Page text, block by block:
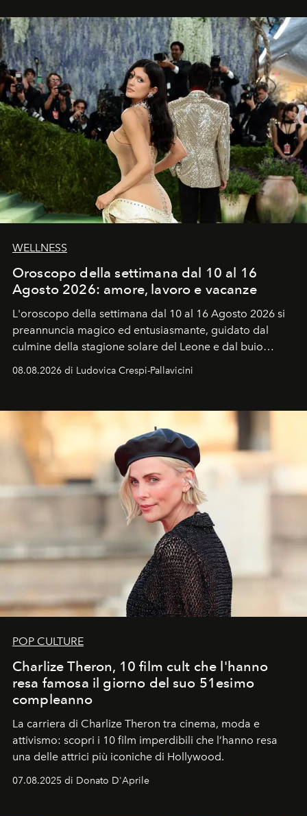
WELLNESS
Oroscopo della settimana dal 10 al 16
Agosto 2026: amore, lavoro e vacanze
L'oroscopo della settimana dal 10 al 16 Agosto 2026 si
preannuncia magico ed entusiasmante, guidato dal
culmine della stagione solare del Leone e dal buio
favorevole della Luna nuova in Leone del 12 agosto,
ideale per la notte delle Perseidi.
08.08.2026 di Ludovica Crespi-Pallavicini
POP CULTURE
Charlize Theron, 10 film cult che l'hanno
resa famosa il giorno del suo 51esimo
compleanno
La carriera di Charlize Theron tra cinema, moda e
attivismo: scopri i 10 film imperdibili che l’hanno resa
una delle attrici più iconiche di Hollywood.
07.08.2025 di Donato D'Aprile